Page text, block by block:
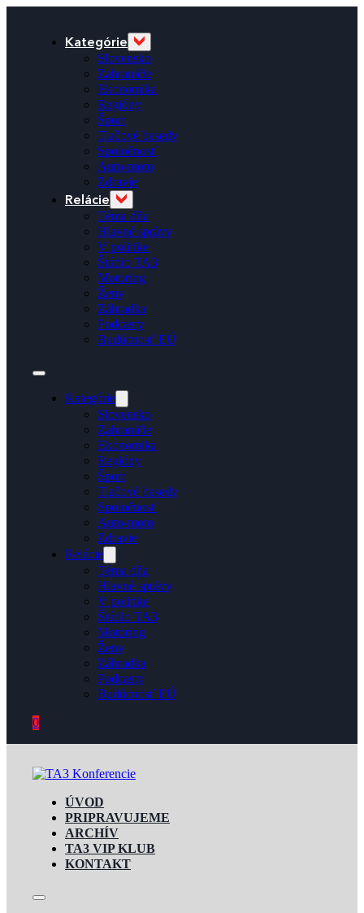
Kategórie
Slovensko
Zahraničie
Ekonomika
Regióny
Šport
Tlačové besedy
Spoločnosť
Auto-moto
Zdravie
Relácie
Téma dňa
Hlavné správy
V politike
Štúdio TA3
Motoring
Ženy
Záhradka
Podcasty
Budúcnosť EÚ
Kategórie
Slovensko
Zahraničie
Ekonomika
Regióny
Šport
Tlačové besedy
Spoločnosť
Auto-moto
Zdravie
Relácie
Téma dňa
Hlavné správy
V politike
Štúdio TA3
Motoring
Ženy
Záhradka
Podcasty
Budúcnosť EÚ
0
ÚVOD
PRIPRAVUJEME
ARCHÍV
TA3 VIP KLUB
KONTAKT